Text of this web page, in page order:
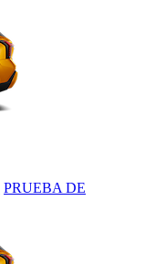
PRUEBA DE